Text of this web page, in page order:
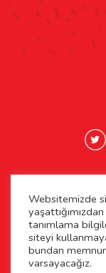
Websitemizde
tanımlama
siteyi
bundan
varsayacağız.